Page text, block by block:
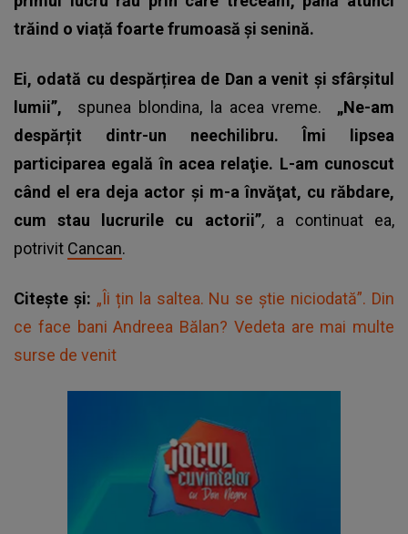
trăind o viață foarte frumoasă și senină.
Ei, odată cu despărțirea de Dan a venit și sfârșitul
lumii”,
spunea blondina, la acea vreme. „Ne-am
despărțit dintr-un neechilibru. Îmi lipsea
participarea egală în acea relaţie. L-am cunoscut
când el era deja actor şi m-a învăţat, cu răbdare,
cum stau lucrurile cu actorii”, a continuat ea,
potrivit Cancan.
Citește și: „Îi țin la saltea. Nu se știe niciodată”. Din
ce face bani Andreea Bălan? Vedeta are mai multe
surse de venit